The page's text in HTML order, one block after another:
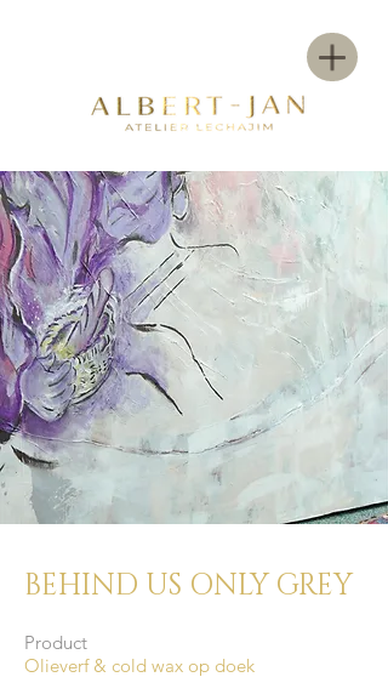
BEHIND US ONLY GREY
Product
Olieverf & cold wax op doek